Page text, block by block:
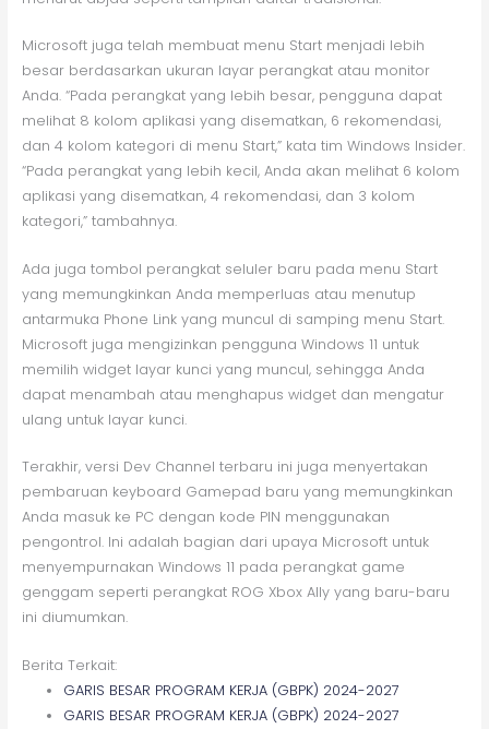
Microsoft juga telah membuat menu Start menjadi lebih
besar berdasarkan ukuran layar perangkat atau monitor
Anda. “Pada perangkat yang lebih besar, pengguna dapat
melihat 8 kolom aplikasi yang disematkan, 6 rekomendasi,
dan 4 kolom kategori di menu Start,” kata tim Windows Insider.
“Pada perangkat yang lebih kecil, Anda akan melihat 6 kolom
aplikasi yang disematkan, 4 rekomendasi, dan 3 kolom
kategori,” tambahnya.
Ada juga tombol perangkat seluler baru pada menu Start
yang memungkinkan Anda memperluas atau menutup
antarmuka Phone Link yang muncul di samping menu Start.
Microsoft juga mengizinkan pengguna Windows 11 untuk
memilih widget layar kunci yang muncul, sehingga Anda
dapat menambah atau menghapus widget dan mengatur
ulang untuk layar kunci.
Terakhir, versi Dev Channel terbaru ini juga menyertakan
pembaruan keyboard Gamepad baru yang memungkinkan
Anda masuk ke PC dengan kode PIN menggunakan
pengontrol. Ini adalah bagian dari upaya Microsoft untuk
menyempurnakan Windows 11 pada perangkat game
genggam seperti perangkat ROG Xbox Ally yang baru-baru
ini diumumkan.
Berita Terkait:
GARIS BESAR PROGRAM KERJA (GBPK) 2024-2027
GARIS BESAR PROGRAM KERJA (GBPK) 2024-2027